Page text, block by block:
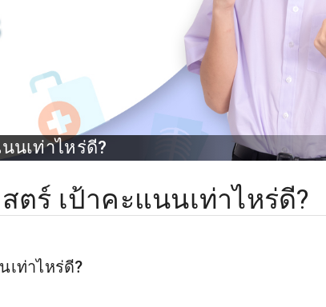
นเท่าไหร่ดี?
ร์ เป้าคะแนนเท่าไหร่ดี?
เท่าไหร่ดี?